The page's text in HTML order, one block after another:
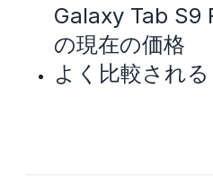
Galaxy Tab S9
の現在の価格
よく比較され